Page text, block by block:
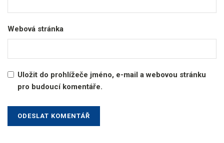
Webová stránka
Uložit do prohlížeče jméno, e-mail a webovou stránku
pro budoucí komentáře.